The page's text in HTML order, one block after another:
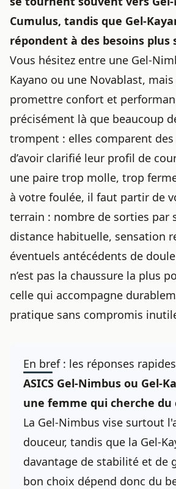
Cumulus, tandis que Gel-
répondent à des besoins plus
Vous hésitez entre une Gel-
Kayano ou une Novablast,
promettre confort et
précisément là que beaucoup
trompent : elles comparent
d’avoir clarifié leur profil de
une paire trop molle, trop
à votre foulée, il faut partir de
terrain : nombre de sorties par
distance habituelle, sensation
éventuels antécédents de
n’est pas la chaussure la plus
celle qui accompagne
pratique sans compromis
En bref : les réponses rapides
ASICS Gel-Nimbus ou Gel-
une femme qui cherche du
La Gel-Nimbus vise surtout
douceur, tandis que la Gel-
davantage de stabilité et de
bon choix dépend donc du